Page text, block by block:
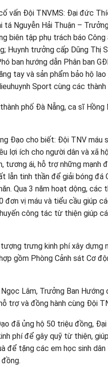
vấn Đội TNVMS: Đại đức
tá Nguyễn Hải Thuận –
biên tập phụ trách báo
Huynh trưởng cấp Dũng Thị
ban hướng dẫn Phân ban
tay và sản phẩm bảo hộ
Sport cùng các
phố Đà Nẵng, ca sĩ
Đạo cho biết: Đội TNV máu
lợi ích cho người dân và xã
ái, hỗ trợ những mạnh
lẫn tinh thần để giải bóng đá
Qua 3 năm hoạt dộng,
vị máu và tiểu cầu giúp
công tác từ thiện giúp
trưng kinh phí xây dựng
gồm Phòng Cảnh sát Cơ
Lâm, Trưởng Ban
trợ và đồng hành cùng Đội
đã ủng hộ 50 triệu đồng,
phí để gây quỹ từ thiện,
để tặng các em học sinh